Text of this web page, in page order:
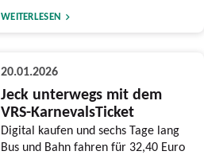
WEITERLESEN
20.01.2026
Jeck unterwegs mit dem
VRS-KarnevalsTicket
Digital kaufen und sechs Tage lang
Bus und Bahn fahren für 32,40 Euro